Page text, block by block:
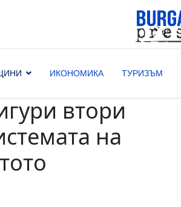
ИКОНОМИКА ТУРИЗЪМ
втори
на